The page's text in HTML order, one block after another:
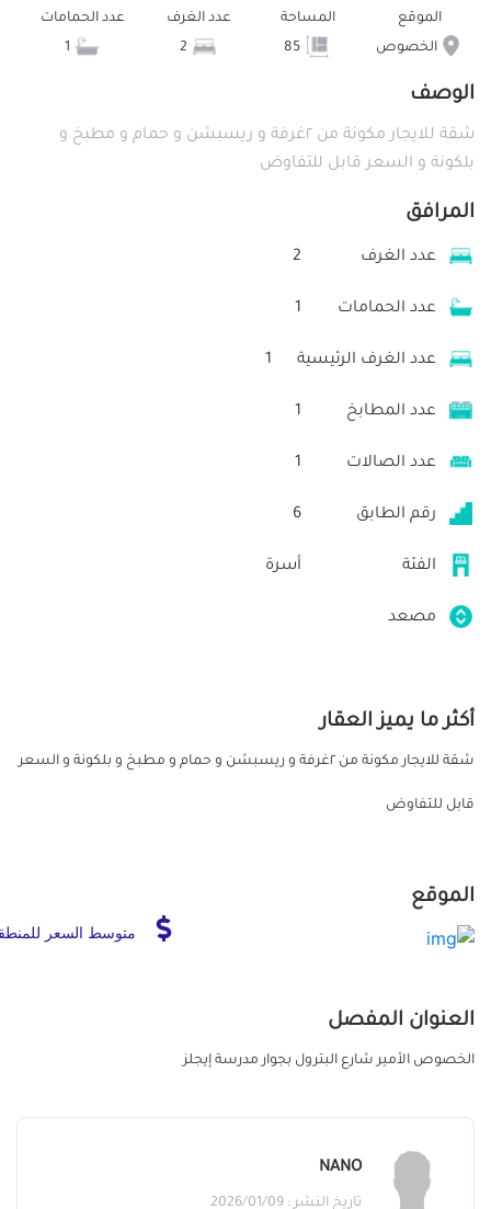
الموقع
الخصوص
المساحة
عدد الغرف
عدد الحمامات
الوصف
شقة للايجار مكونة من ٢غرفة و ريسبشن و حمام و مطبخ و
بلكونة و السعر قابل للتفاوض
المرافق
عدد الغرف 2
عدد الحمامات 1
عدد الغرف الرئيسية 1
عدد المطابخ 1
عدد الصالات 1
رقم الطابق 6
الفئة أسرة
مصعد
أكثر ما يميز العقار
شقة للايجار مكونة من ٢غرفة و ريسبشن و حمام و مطبخ و بلكونة و السعر
قابل للتفاوض
الموقع
متوسط السعر
العنوان المفصل
الخصوص الأمير شارع البترول بجوار مدرسة إيجلز
NANO
تاريخ النشر : 2026/01/09